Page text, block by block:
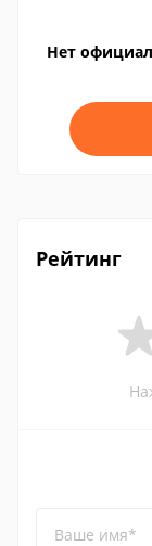
Нет
Рейтинг
Ваше имя*